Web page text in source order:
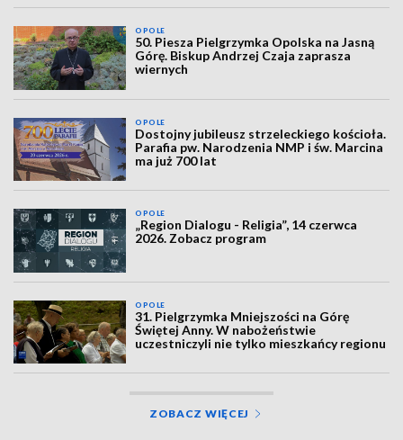
OPOLE
50. Piesza Pielgrzymka Opolska na Jasną
Górę. Biskup Andrzej Czaja zaprasza
wiernych
OPOLE
Dostojny jubileusz strzeleckiego kościoła.
Parafia pw. Narodzenia NMP i św. Marcina
ma już 700 lat
OPOLE
„Region Dialogu - Religia”, 14 czerwca
2026. Zobacz program
OPOLE
31. Pielgrzymka Mniejszości na Górę
Świętej Anny. W nabożeństwie
uczestniczyli nie tylko mieszkańcy regionu
ZOBACZ WIĘCEJ